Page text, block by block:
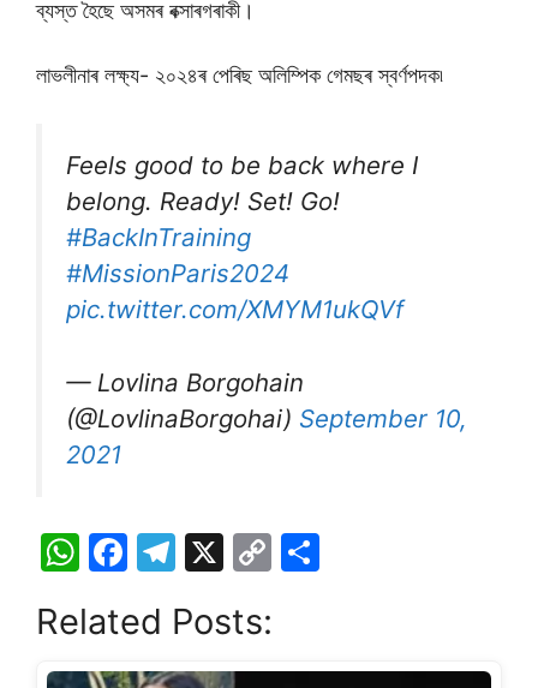
ব্যস্ত হৈছে অসমৰ বক্সাৰগৰাকী।
লাভলীনাৰ লক্ষ্য- ২০২৪ৰ পেৰিছ অলিম্পিক গেমছৰ স্বৰ্ণপদক৷
Feels good to be back where I
belong. Ready! Set! Go!
#BackInTraining
#MissionParis2024
pic.twitter.com/XMYM1ukQVf
— Lovlina Borgohain
(@LovlinaBorgohai) September 10,
2021
W
at
s
F
c
e
T
e
gr
X
C
y e
Related Posts: